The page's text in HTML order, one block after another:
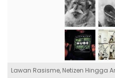
Lawan Rasisme, Netizen Hingga